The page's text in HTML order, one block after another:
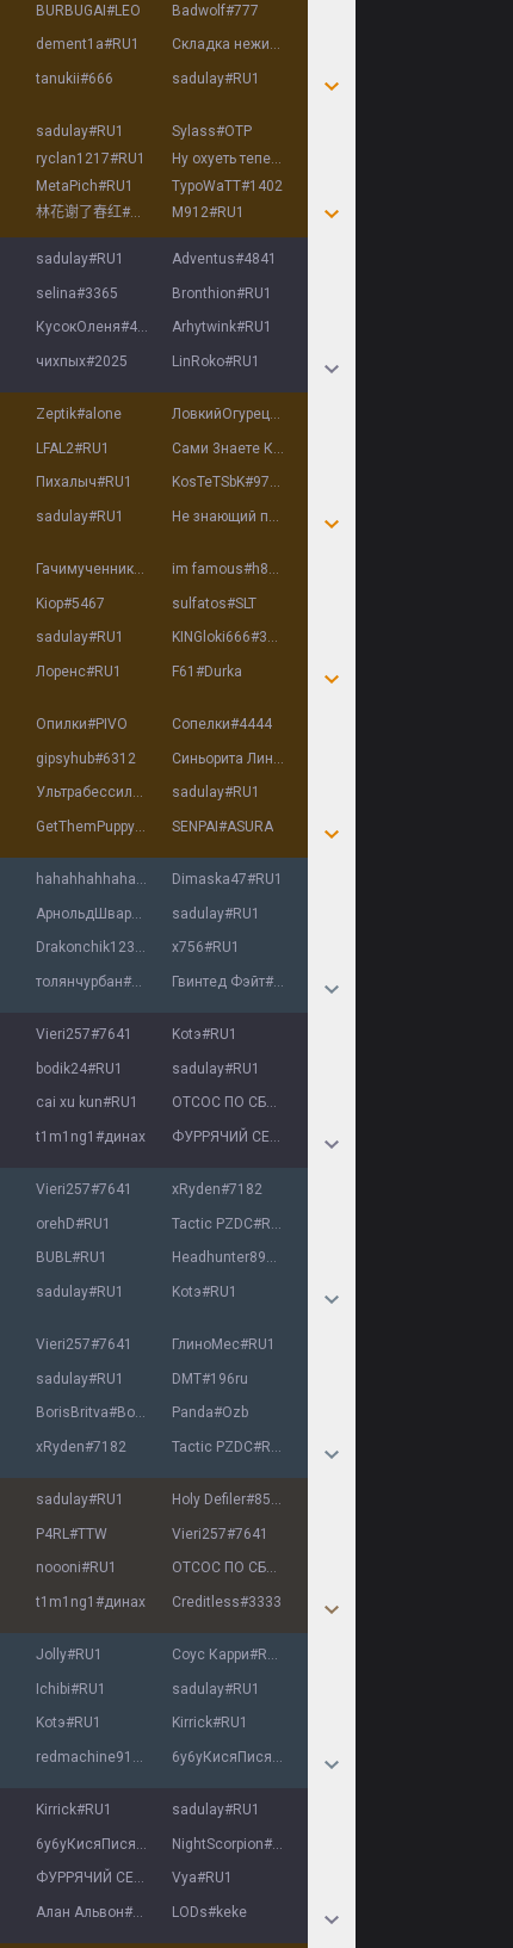
BURBUGAI#LEO Badwolf#777
dement1a#RU1 Складка нежити
tanukii#666 sadulay#RU1
sadulay#RU1 Sylаss#OTP
ryclan1217#RU1
MetaPich#RU1 TypoWaTT#1402
林花谢了春红#212 M912#RU1
sadulay#RU1 Adventus#4841
selina#3365 Bronthion#RU1
КусокОленя#4038 Arhytwink#RU1
чихпых#2025 LinRoko#RU1
Zeptik#alone ЛовкийОгурец
#RU1
LFAL2#RU1
Пихaлыч#RU1 KosTeTSbK#9735
sadulay#RU1
Гачимученник
#Ago im famous#h82w8
Kiop#5467 sulfatos#SLT
sadulay#RU1 KINGloki666#3349
Лоренс#RU1 F61 #Durka
Опилки#PIVO Сопелки#4444
gipsyhub#6312
Ультрабессилие 3101
sadulay#RU1
2121SENPAI#ASURA
hahahhahhahahaha #cya
Dimaska47#RU1
#Пепе
sadulay#RU1
Drakonchik123
#RU1 x756#RU1
толянчурбан#kayzz Гвинтед Фэйт#GWENT
Vieri257#7641 Kotэ#RU1
bodik24#RU1 sadulay#RU1
cai xu kun#RU1 ОТСОС ПО СБП
t1m1ng1 #динах
Vieri257#7641 xRyden#7182
orehD#RU1 Tactic PZDC#RU1
BUBL#RU1 Headhunter890#
sadulay#RU1 Kotэ#RU1
Vieri257#7641 ГлинoMec#RU1
sadulay#RU1 DMT#196ru
BorisBritva#Boris Panda#Ozb
xRyden#7182 Tactic PZDC#RU1
sadulay#RU1 Holy Defiler#8585
P4RL #TTW Vieri257#7641
noooni#RU1 ОТСОС ПО СБП
t1m1ng1 #динах Creditless#3333
Jolly#RU1 Соус Карри#RU1
Ichibi#RU1 sadulay#RU1
Kotэ#RU1 Kirrick#RU1
7509
Kirrick#RU1 sadulay#RU1
NightScorpion#RU1
ФУРРЯЧИЙ CEKC Furry
Vya#RU1
Алан Альвон#RU1 LODs#keke